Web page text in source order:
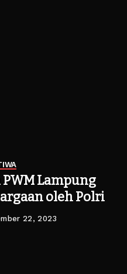
Lampung
oleh Polri
22, 2023